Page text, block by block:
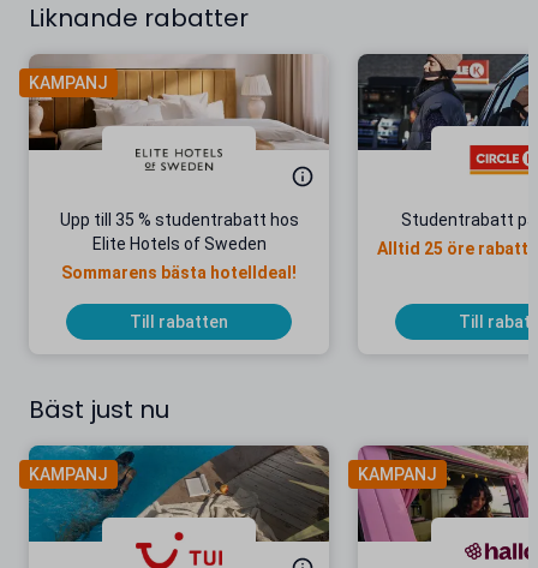
Liknande rabatter
KAMPANJ
Upp till 35 % studentrabatt hos
Elite Hotels of Sweden
Sommarens bästa hotelldeal!
Till rabatten
Studentrabatt på
Alltid 25 öre
Till
Bäst just nu
KAMPANJ KAMPANJ